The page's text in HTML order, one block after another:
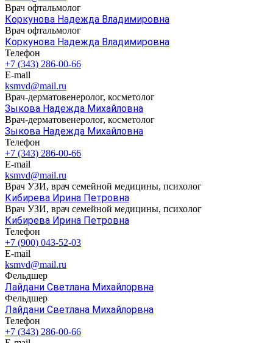
Врач офтальмолог
Коркунова Надежда Владимировна
Врач офтальмолог
Коркунова Надежда Владимировна
Телефон
+7 (343) 286-00-66
E-mail
ksmvd@mail.ru
Врач-дерматовенеролог, косметолог
Зыкова Надежда Михайловна
Врач-дерматовенеролог, косметолог
Зыкова Надежда Михайловна
Телефон
+7 (343) 286-00-66
E-mail
ksmvd@mail.ru
Врач УЗИ, врач семейной медицины, психолог
Кибирева Ирина Петровна
Врач УЗИ, врач семейной медицины, психолог
Кибирева Ирина Петровна
Телефон
+7 (900) 043-52-03
E-mail
ksmvd@mail.ru
Фельдшер
Лайдани Светлана Михайлорвна
Фельдшер
Лайдани Светлана Михайлорвна
Телефон
+7 (343) 286-00-66